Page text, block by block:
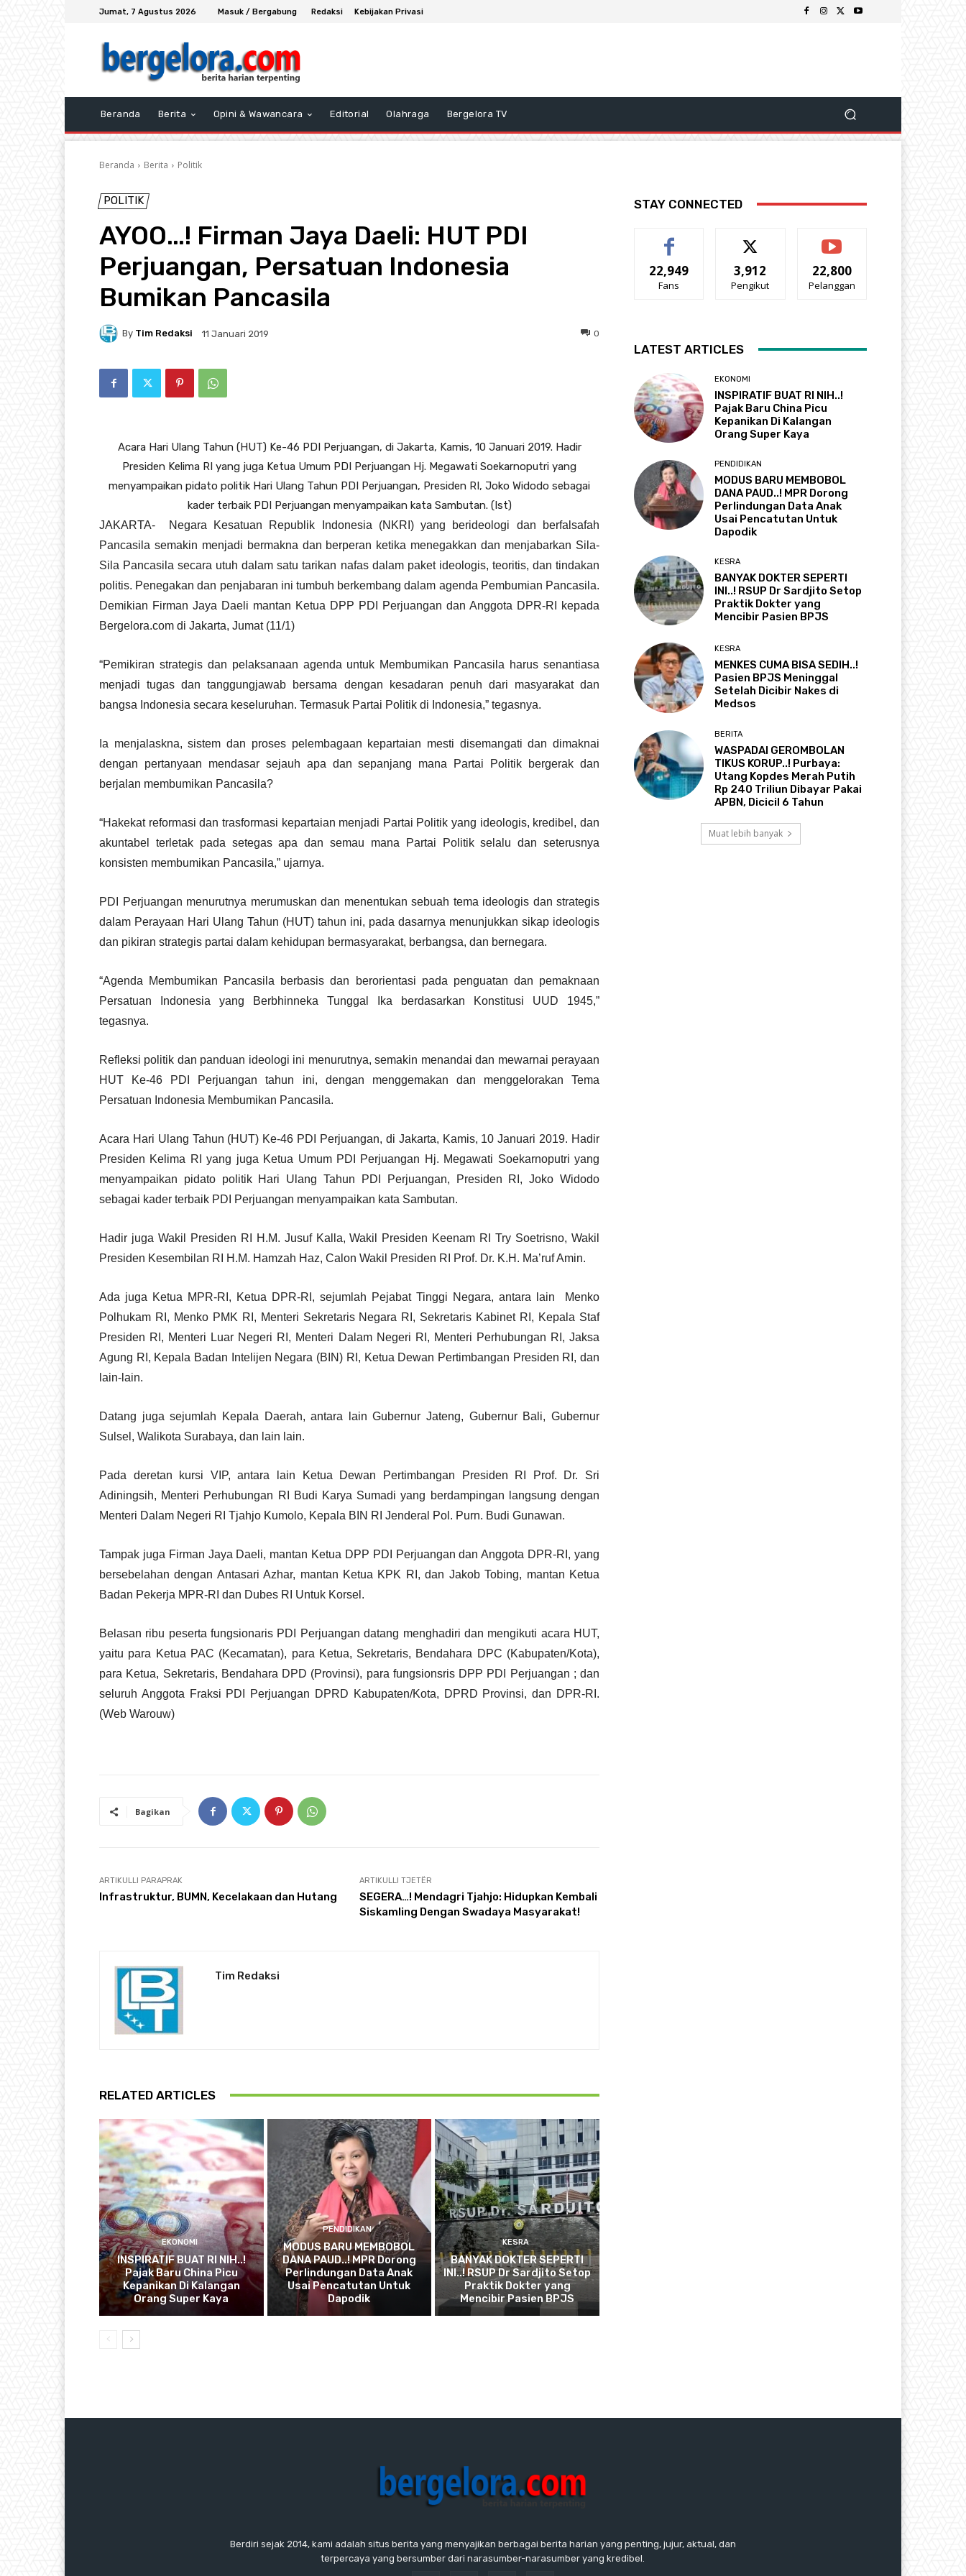
Jumat, 7 Agustus 2026 Masuk / Bergabung Redaksi Kebijakan Privasi
Beranda Berita Opini & Wawancara Editorial Olahraga Bergelora TV
Beranda Berita Politik
POLITIK
AYOO…! Firman Jaya Daeli: HUT PDI
Perjuangan, Persatuan Indonesia
Bumikan Pancasila
By Tim Redaksi 11 Januari 2019 0
Acara Hari Ulang Tahun (HUT) Ke-46 PDI Perjuangan, di Jakarta, Kamis, 10 Januari 2019. Hadir
Presiden Kelima RI yang juga Ketua Umum PDI Perjuangan Hj. Megawati Soekarnoputri yang
menyampaikan pidato politik Hari Ulang Tahun PDI Perjuangan, Presiden RI, Joko Widodo sebagai
kader terbaik PDI Perjuangan menyampaikan kata Sambutan. (Ist)
JAKARTA- Negara Kesatuan Republik Indonesia (NKRI) yang berideologi dan berfalsafah
Pancasila semakin menjadi bermakna dan berperan ketika menegakkan dan menjabarkan Sila-
Sila Pancasila secara utuh dalam satu tarikan nafas dalam paket ideologis, teoritis, dan tindakan
politis. Penegakan dan penjabaran ini tumbuh berkembang dalam agenda Pembumian Pancasila.
Demikian Firman Jaya Daeli mantan Ketua DPP PDI Perjuangan dan Anggota DPR-RI kepada
Bergelora.com di Jakarta, Jumat (11/1)
“Pemikiran strategis dan pelaksanaan agenda untuk Membumikan Pancasila harus senantiasa
menjadi tugas dan tanggungjawab bersama dengan kesadaran penuh dari masyarakat dan
bangsa Indonesia secara keseluruhan. Termasuk Partai Politik di Indonesia,” tegasnya.
Ia menjalaskna, sistem dan proses pelembagaan kepartaian mesti disemangati dan dimaknai
dengan pertanyaan mendasar sejauh apa dan sepanjang mana Partai Politik bergerak dan
berjalan membumikan Pancasila?
“Hakekat reformasi dan trasformasi kepartaian menjadi Partai Politik yang ideologis, kredibel, dan
akuntabel terletak pada setegas apa dan semau mana Partai Politik selalu dan seterusnya
konsisten membumikan Pancasila,” ujarnya.
PDI Perjuangan menurutnya merumuskan dan menentukan sebuah tema ideologis dan strategis
dalam Perayaan Hari Ulang Tahun (HUT) tahun ini, pada dasarnya menunjukkan sikap ideologis
dan pikiran strategis partai dalam kehidupan bermasyarakat, berbangsa, dan bernegara.
“Agenda Membumikan Pancasila berbasis dan berorientasi pada penguatan dan pemaknaan
Persatuan Indonesia yang Berbhinneka Tunggal Ika berdasarkan Konstitusi UUD 1945,”
tegasnya.
Refleksi politik dan panduan ideologi ini menurutnya, semakin menandai dan mewarnai perayaan
HUT Ke-46 PDI Perjuangan tahun ini, dengan menggemakan dan menggelorakan Tema
Persatuan Indonesia Membumikan Pancasila.
Acara Hari Ulang Tahun (HUT) Ke-46 PDI Perjuangan, di Jakarta, Kamis, 10 Januari 2019. Hadir
Presiden Kelima RI yang juga Ketua Umum PDI Perjuangan Hj. Megawati Soekarnoputri yang
menyampaikan pidato politik Hari Ulang Tahun PDI Perjuangan, Presiden RI, Joko Widodo
sebagai kader terbaik PDI Perjuangan menyampaikan kata Sambutan.
Hadir juga Wakil Presiden RI H.M. Jusuf Kalla, Wakil Presiden Keenam RI Try Soetrisno, Wakil
Presiden Kesembilan RI H.M. Hamzah Haz, Calon Wakil Presiden RI Prof. Dr. K.H. Ma’ruf Amin.
Ada juga Ketua MPR-RI, Ketua DPR-RI, sejumlah Pejabat Tinggi Negara, antara lain Menko
Polhukam RI, Menko PMK RI, Menteri Sekretaris Negara RI, Sekretaris Kabinet RI, Kepala Staf
Presiden RI, Menteri Luar Negeri RI, Menteri Dalam Negeri RI, Menteri Perhubungan RI, Jaksa
Agung RI, Kepala Badan Intelijen Negara (BIN) RI, Ketua Dewan Pertimbangan Presiden RI, dan
lain-lain.
Datang juga sejumlah Kepala Daerah, antara lain Gubernur Jateng, Gubernur Bali, Gubernur
Sulsel, Walikota Surabaya, dan lain lain.
Pada deretan kursi VIP, antara lain Ketua Dewan Pertimbangan Presiden RI Prof. Dr. Sri
Adiningsih, Menteri Perhubungan RI Budi Karya Sumadi yang berdampingan langsung dengan
Menteri Dalam Negeri RI Tjahjo Kumolo, Kepala BIN RI Jenderal Pol. Purn. Budi Gunawan.
Tampak juga Firman Jaya Daeli, mantan Ketua DPP PDI Perjuangan dan Anggota DPR-RI, yang
bersebelahan dengan Antasari Azhar, mantan Ketua KPK RI, dan Jakob Tobing, mantan Ketua
Badan Pekerja MPR-RI dan Dubes RI Untuk Korsel.
Belasan ribu peserta fungsionaris PDI Perjuangan datang menghadiri dan mengikuti acara HUT,
yaitu para Ketua PAC (Kecamatan), para Ketua, Sekretaris, Bendahara DPC (Kabupaten/Kota),
para Ketua, Sekretaris, Bendahara DPD (Provinsi), para fungsionsris DPP PDI Perjuangan ; dan
seluruh Anggota Fraksi PDI Perjuangan DPRD Kabupaten/Kota, DPRD Provinsi, dan DPR-RI.
(Web Warouw)
Bagikan
ARTIKULLI PARAPRAK
Infrastruktur, BUMN, Kecelakaan dan Hutang
ARTIKULLI TJETËR
SEGERA…! Mendagri Tjahjo: Hidupkan Kembali
Siskamling Dengan Swadaya Masyarakat!
Tim Redaksi
RELATED ARTICLES
EKONOMI
INSPIRATIF BUAT RI NIH..!
Pajak Baru China Picu
Kepanikan Di Kalangan
Orang Super Kaya
PENDIDIKAN
MODUS BARU MEMBOBOL
DANA PAUD..! MPR Dorong
Perlindungan Data Anak
Usai Pencatutan Untuk
Dapodik
KESRA
BANYAK DOKTER SEPERTI
INI..! RSUP Dr Sardjito Setop
Praktik Dokter yang
Mencibir Pasien BPJS
STAY CONNECTED
22,949
Fans
3,912
Pengikut
22,800
Pelanggan
LATEST ARTICLES
EKONOMI
INSPIRATIF BUAT RI NIH..!
Pajak Baru China Picu
Kepanikan Di Kalangan
Orang Super Kaya
PENDIDIKAN
MODUS BARU MEMBOBOL
DANA PAUD..! MPR Dorong
Perlindungan Data Anak
Usai Pencatutan Untuk
Dapodik
KESRA
BANYAK DOKTER SEPERTI
INI..! RSUP Dr Sardjito Setop
Praktik Dokter yang
Mencibir Pasien BPJS
KESRA
MENKES CUMA BISA SEDIH..!
Pasien BPJS Meninggal
Setelah Dicibir Nakes di
Medsos
BERITA
WASPADAI GEROMBOLAN
TIKUS KORUP..! Purbaya:
Utang Kopdes Merah Putih
Rp 240 Triliun Dibayar Pakai
APBN, Dicicil 6 Tahun
Muat lebih banyak
Berdiri sejak 2014, kami adalah situs berita yang menyajikan berbagai berita harian yang penting, jujur, aktual, dan
terpercaya yang bersumber dari narasumber-narasumber yang kredibel.